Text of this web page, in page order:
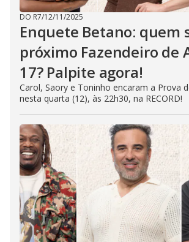
DO R7/12/11/2025
Enquete Betano: quem
próximo Fazendeiro de
17? Palpite agora!
Carol, Saory e Toninho encaram a Prova
nesta quarta (12), às 22h30, na RECORD!